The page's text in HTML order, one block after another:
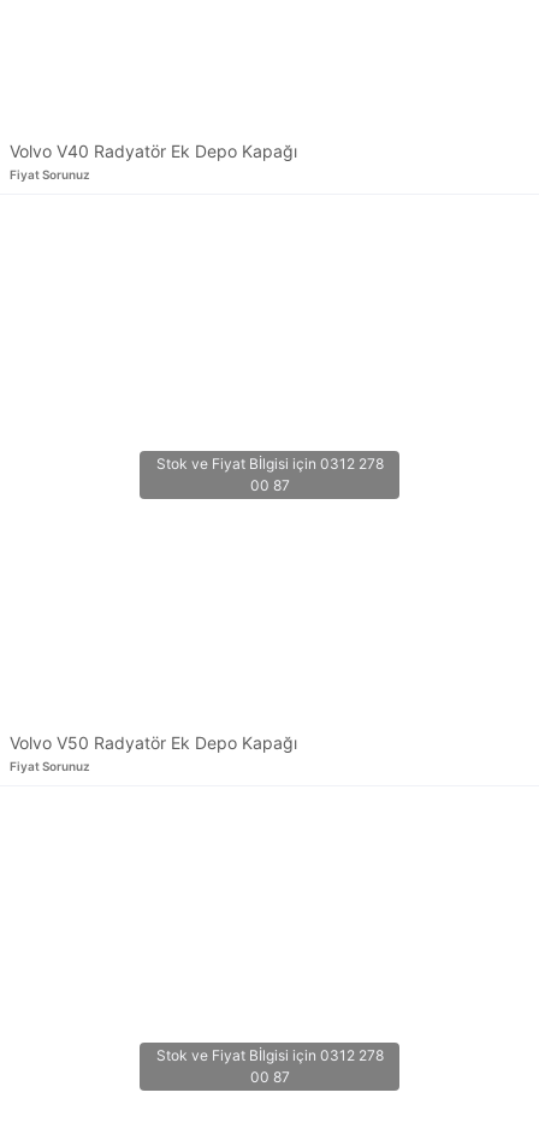
Volvo V40 Radyatör Ek Depo Kapağı
Fiyat Sorunuz
Volvo V50 Radyatör Ek Depo Kapağı
Fiyat Sorunuz